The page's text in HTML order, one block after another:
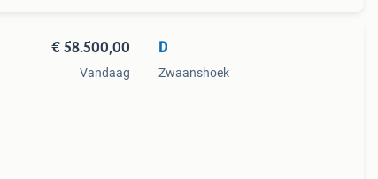
€ 58.500,00
Vandaag
D
Zwaanshoek